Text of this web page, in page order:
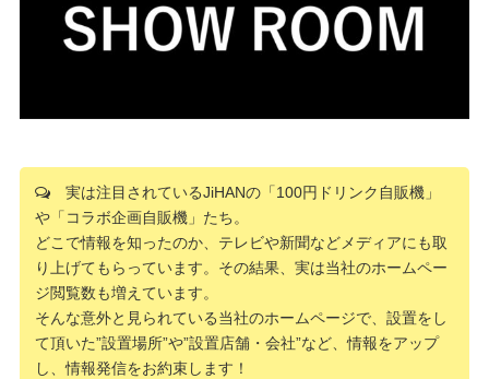
実は注目されているJiHANの「100円ドリンク自販機」
や「コラボ企画自販機」たち。
どこで情報を知ったのか、テレビや新聞などメディアにも取
り上げてもらっています。その結果、実は当社のホームペー
ジ閲覧数も増えています。
そんな意外と見られている当社のホームページで、設置をし
て頂いた”設置場所”や”設置店舗・会社”など、情報をアップ
し、情報発信をお約束します！